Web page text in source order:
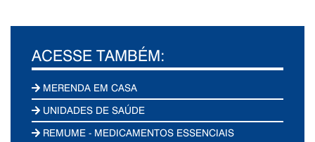
ACESSE TAMBÉM:
MERENDA EM CASA
UNIDADES DE SAÚDE
REMUME - MEDICAMENTOS ESSENCIAIS